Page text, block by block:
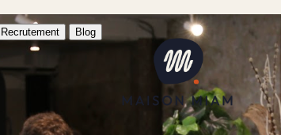
Recrutement Blog